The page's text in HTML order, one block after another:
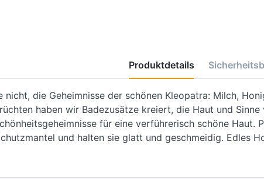
Produktdetails
nicht, die Geheimnisse der schönen Kleopatra: Milch,
haben wir Badezusätze kreiert, die Haut und
für eine verführerisch schöne Haut.
und halten sie glatt und geschmeidig. Edles